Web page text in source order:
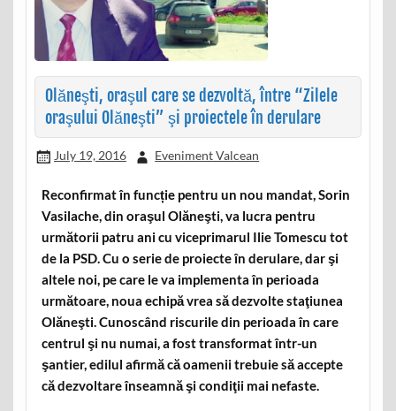
Olăneşti, oraşul care se dezvoltă, între “Zilele
oraşului Olăneşti” şi proiectele în derulare
July 19, 2016 Eveniment Valcean
Reconfirmat în funcție pentru un nou mandat, Sorin
Vasilache, din oraşul Olăneşti, va lucra pentru
următorii patru ani cu viceprimarul Ilie Tomescu tot
de la PSD. Cu o serie de proiecte în derulare, dar şi
altele noi, pe care le va implementa în perioada
următoare, noua echipă vrea să dezvolte staţiunea
Olăneşti. Cunoscând riscurile din perioada în care
centrul şi nu numai, a fost transformat într-un
şantier, edilul afirmă că oamenii trebuie să accepte
că dezvoltare înseamnă şi condiţii mai nefaste.